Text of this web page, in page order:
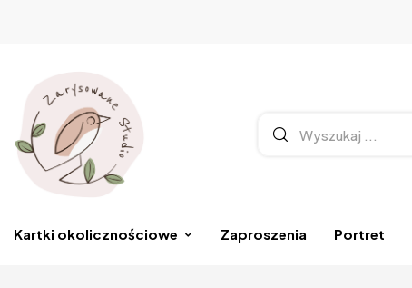
Kartki okolicznościowe Zaproszenia Portret